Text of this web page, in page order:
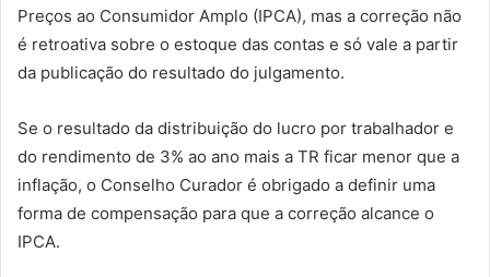
Preços ao Consumidor Amplo (IPCA), mas a correção não
é retroativa sobre o estoque das contas e só vale a partir
da publicação do resultado do julgamento.
Se o resultado da distribuição do lucro por trabalhador e
do rendimento de 3% ao ano mais a TR ficar menor que a
inflação, o Conselho Curador é obrigado a definir uma
forma de compensação para que a correção alcance o
IPCA.